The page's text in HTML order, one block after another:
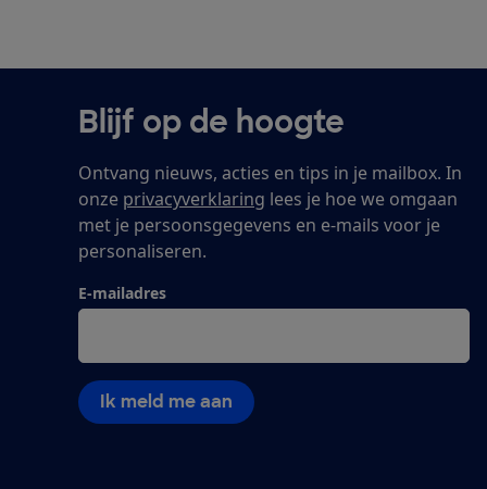
Blijf op de hoogte
Ontvang nieuws, acties en tips in je mailbox. In
onze privacyverklaring lees je hoe we omgaan
met je persoonsgegevens en e-mails voor je
personaliseren.
E-mailadres
Ik meld me aan